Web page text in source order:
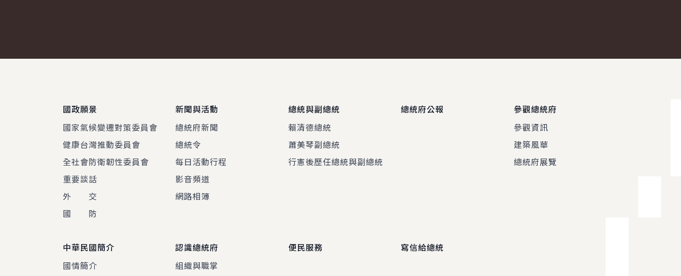
國政願景
國家氣候變遷對策委員會
健康台灣推動委員會
全社會防衛韌性委員會
重要談話
外 交
國 防
新聞與活動
總統府新聞
總統令
每日活動行程
影音頻道
網路相簿
總統與副總統
賴清德總統
蕭美琴副總統
行憲後歷任總統與副總統
總統府公報
參觀總統府
參觀資訊
建築風華
總統府展覽
中華民國簡介
國情簡介
認識總統府
組織與職掌
便民服務 寫信給總統